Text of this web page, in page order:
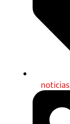
noticias